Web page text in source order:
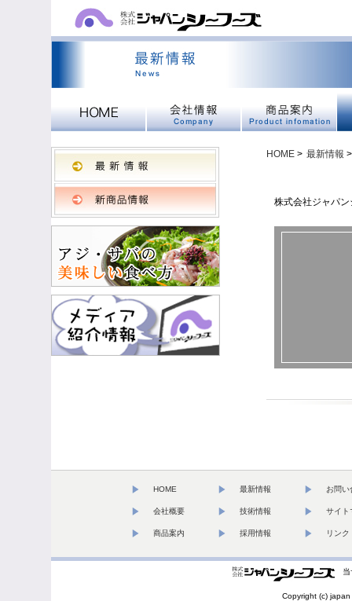
HOME > 最新情報 >
株式会社ジャパ
HOME 最新情報 お問い
会社概要 技術情報 サイト
商品案内 採用情報 リンク
Copyright (c)